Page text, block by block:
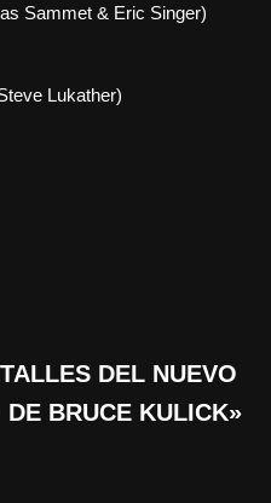
Sammet & Eric Singer)
Lukather)
DEL NUEVO
BRUCE KULICK»